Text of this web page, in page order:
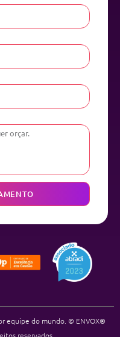
equipe do mundo. © ENVOX®